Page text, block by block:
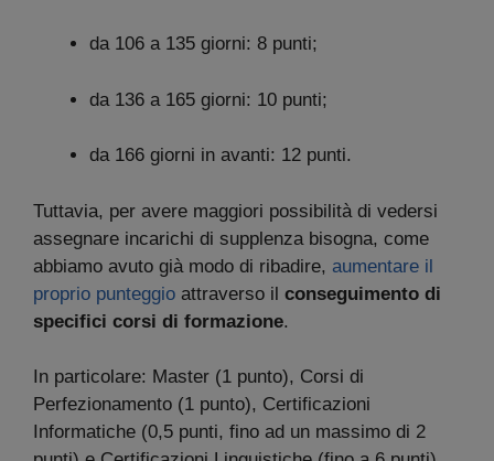
da 106 a 135 giorni: 8 punti;
da 136 a 165 giorni: 10 punti;
da 166 giorni in avanti: 12 punti.
Tuttavia, per avere maggiori possibilità di vedersi
assegnare incarichi di supplenza bisogna, come
abbiamo avuto già modo di ribadire, aumentare il
proprio punteggio attraverso il conseguimento di
specifici corsi di formazione.
In particolare: Master (1 punto), Corsi di
Perfezionamento (1 punto), Certificazioni
Informatiche (0,5 punti, fino ad un massimo di 2